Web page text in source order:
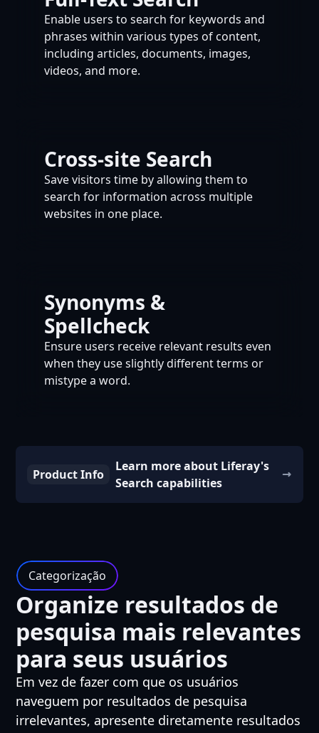
Enable users to search for keywords and
phrases within various types of content,
including articles, documents, images,
videos, and more.
Cross-site Search
Save visitors time by allowing them to
search for information across multiple
websites in one place.
Synonyms &
Spellcheck
Ensure users receive relevant results even
when they use slightly different terms or
mistype a word.
Product Info
Learn more about Liferay's
Search capabilities
Categorização
Organize resultados de
pesquisa mais relevantes
para seus usuários
Em vez de fazer com que os usuários
naveguem por resultados de pesquisa
irrelevantes, apresente diretamente resultados